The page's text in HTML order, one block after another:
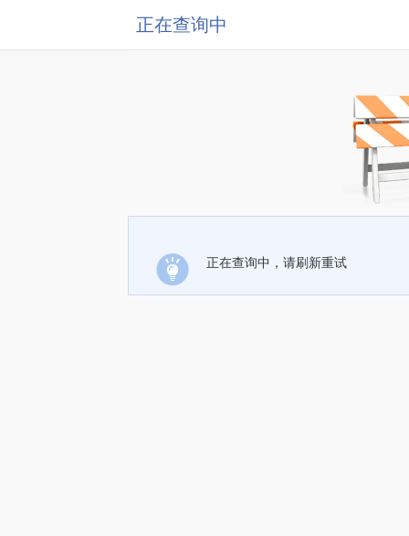
正在查询中
正在查询中，请刷新重试